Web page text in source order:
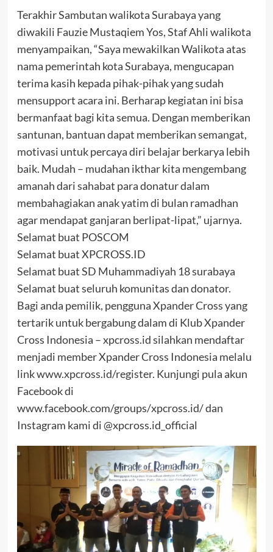
Terakhir Sambutan walikota Surabaya yang
diwakili Fauzie Mustaqiem Yos, Staf Ahli walikota
menyampaikan, “Saya mewakilkan Walikota atas
nama pemerintah kota Surabaya, mengucapan
terima kasih kepada pihak-pihak yang sudah
mensupport acara ini. Berharap kegiatan ini bisa
bermanfaat bagi kita semua. Dengan memberikan
santunan, bantuan dapat memberikan semangat,
motivasi untuk percaya diri belajar berkarya lebih
baik. Mudah – mudahan ikthar kita mengembang
amanah dari sahabat para donatur dalam
membahagiakan anak yatim di bulan ramadhan
agar mendapat ganjaran berlipat-lipat,” ujarnya.
Selamat buat POSCOM
Selamat buat XPCROSS.ID
Selamat buat SD Muhammadiyah 18 surabaya
Selamat buat seluruh komunitas dan donator.
Bagi anda pemilik, pengguna Xpander Cross yang
tertarik untuk bergabung dalam di Klub Xpander
Cross Indonesia – xpcross.id silahkan mendaftar
menjadi member Xpander Cross Indonesia melalu
link www.xpcross.id/register. Kunjungi pula akun
Facebook di
www.facebook.com/groups/xpcross.id/ dan
Instagram kami di @xpcross.id_official